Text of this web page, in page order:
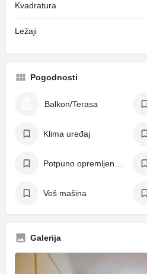
Kvadratura
Ležaji
Pogodnosti
Balkon/Terasa
Klima uređaj
Veš mašina
Galerija